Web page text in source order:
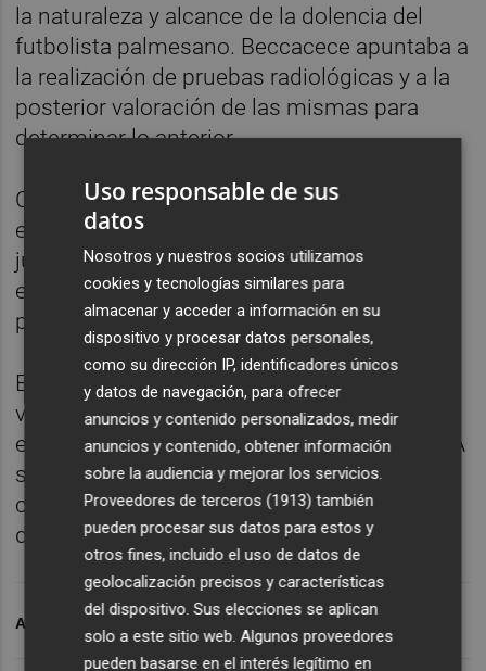
la naturaleza y alcance de la dolencia del
futbolista palmesano. Beccacece apuntaba a
la realización de pruebas radiológicas y a la
posterior valoración de las mismas para
determinar lo anterior.
Contando con los 17 minutos que llegó a
estar sobre el verde este domingo, Bigas ha
jugado un total de 1.731 en los 24
encuentros deLaLiga Santander
participado en el presente curso.
El central recaló en el club franjiverde en el
verano de 2021 y su vinculación contractual
expira con la finalización de esta campaña. A
sus 32 años, Bigas protagoniza una dilatada
carrera en las que ha sufrido varias lesiones
de rodilla.
ARCHIVADO EN VALENCIA CF
Uso responsable de sus
datos
Nosotros y nuestros socios utilizamos
cookies y tecnologías similares para
almacenar y acceder a información en su
dispositivo y procesar datos personales,
como su dirección IP, identificadores únicos
y datos de navegación, para ofrecer
anuncios y contenido personalizados, medir
anuncios y contenido, obtener información
sobre la audiencia y mejorar los servicios.
Proveedores de terceros (1913) también
pueden procesar sus datos para estos y
otros fines, incluido el uso de datos de
geolocalización precisos y características
del dispositivo. Sus elecciones se aplican
solo a este sitio web. Algunos proveedores
pueden basarse en el interés legítimo en